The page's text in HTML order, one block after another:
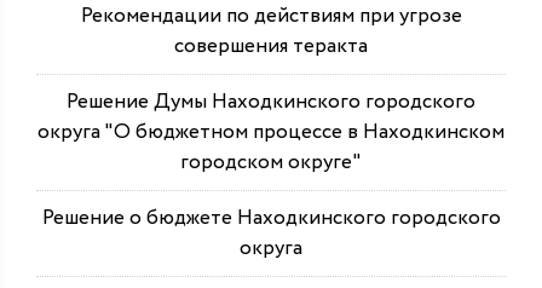
Рекомендации по действиям при угрозе
совершения теракта
Решение Думы Находкинского городского
округа "О бюджетном процессе в Находкинском
городском округе"
Решение о бюджете Находкинского городского
округа